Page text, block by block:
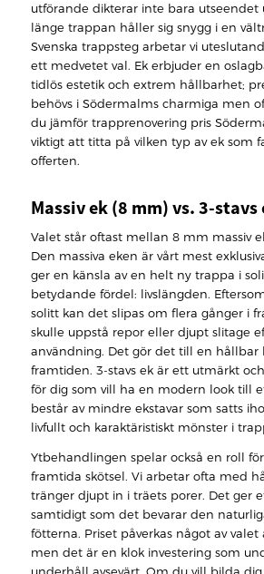
utförande dikterar inte bara utseendet
länge trappan håller sig snygg i en
Svenska trappsteg arbetar vi
ett medvetet val. Ek erbjuder en
tidlös estetik och extrem hållbarhet;
behövs i Södermalms charmiga men
du jämför trapprenovering pris
viktigt att titta på vilken typ av ek som
offerten.
Massiv ek (8 mm) vs. 3-stavs
Valet står oftast mellan 8 mm massiv
Den massiva eken är vårt mest
ger en känsla av en helt ny trappa i
betydande fördel: livslängden.
solitt kan det slipas om flera gånger i
skulle uppstå repor eller djupt slitage
användning. Det gör det till en hållbar
framtiden. 3-stavs ek är ett utmärkt
för dig som vill ha en modern look till
består av mindre ekstavar som satts
livfullt och karaktäristiskt mönster i
Ytbehandlingen spelar också en roll
framtida skötsel. Vi arbetar ofta med
tränger djupt in i träets porer. Det ger
samtidigt som det bevarar den
fötterna. Priset påverkas något av
men det är en klok investering som